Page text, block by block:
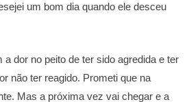
um bom dia quando ele desceu
dor no peito de ter sido agredida e ter
não ter reagido. Prometi que na
Mas a próxima vez vai chegar e a